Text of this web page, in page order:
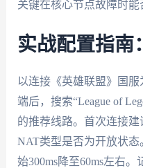
关键在核心节点故障时能
实战配置指南
以连接《英雄联盟》国
端后，搜索“League of
的推荐线路。首次连接
NAT类型是否为开放状态
始300ms降至60ms左右。